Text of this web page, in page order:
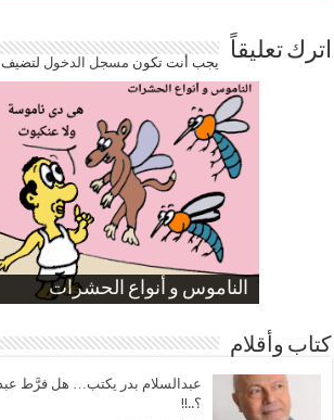
اترك تعليقاً يجب أنت تكون مسجل الدخوللتضيف
الناموس و أنواع الحشرات
الموظفين بعد ارتفاع الأسعار
ارتفاع نسبة الطلاق في مصر
صورة كاركاتيرية
صورة كاركاتيرية
كتاب وأقلام
عبدالسلام بدر يكتب… هل فرَّط
؟..!!